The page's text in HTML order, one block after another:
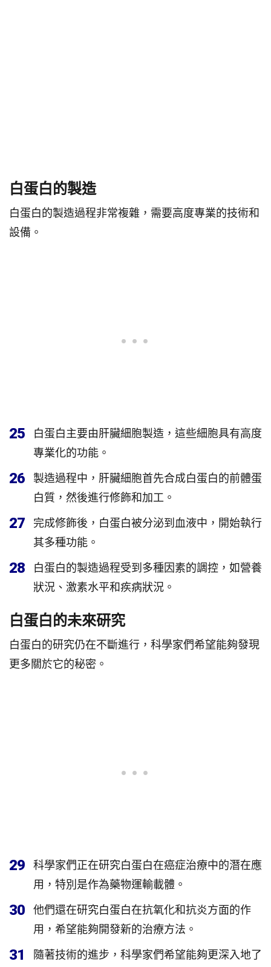
白蛋白的製造
白蛋白的製造過程非常複雜，需要高度專業的技術和
設備。
25
白蛋白主要由肝臟細胞製造，這些細胞具有高度
專業化的功能。
26
製造過程中，肝臟細胞首先合成白蛋白的前體蛋
白質，然後進行修飾和加工。
27
完成修飾後，白蛋白被分泌到血液中，開始執行
其多種功能。
28
白蛋白的製造過程受到多種因素的調控，如營養
狀況、激素水平和疾病狀況。
白蛋白的未來研究
白蛋白的研究仍在不斷進行，科學家們希望能夠發現
更多關於它的秘密。
29
科學家們正在研究白蛋白在癌症治療中的潛在應
用，特別是作為藥物運輸載體。
30
他們還在研究白蛋白在抗氧化和抗炎方面的作
用，希望能夠開發新的治療方法。
31
隨著技術的進步，科學家們希望能夠更深入地了